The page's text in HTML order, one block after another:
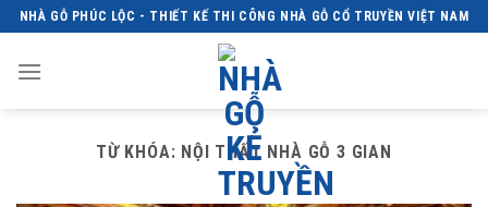
Skip
to
content
NHÀ GỖ PHÚC LỘC - THIẾT KẾ THI CÔNG NHÀ GỖ CỔ TRUYỀN VIỆT NAM
TỪ KHÓA: NỘI THẤT NHÀ GỖ 3 GIAN